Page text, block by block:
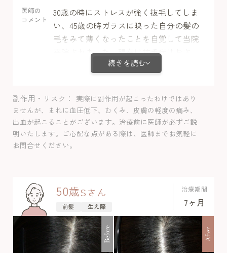
医師の
コメント
30歳の時にストレスが強く抜毛してしま
い、45歳の時ガラスに映った自分の髪の
毛をみて薄くなったことを自覚して当院
来院されました。現在は抜毛症はおさ
まっていますが、びまん性脱毛症で毛量
昇して経過良好でした。体毛増加以外の
副作用は認めませんでした。
続きを読む
副作用・リスク
実際に副作用が起こったわけではあり
ませんが、まれに血圧低下、むくみ、皮膚の軽度の痛み、
出血が起こることがございます。治療前に医師が必ずご説
明いたします。ご心配な点がある際は、医師までお気軽に
お問合せください。
50歳Sさん
前髪 生え際
治療期間
7ヶ月
Before After